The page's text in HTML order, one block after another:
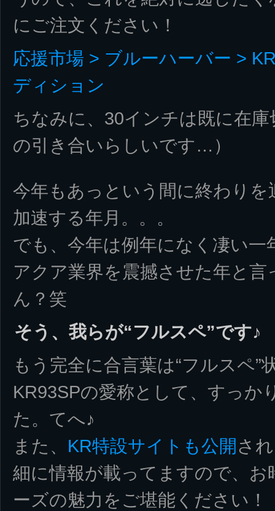
にご注文ください！
応援市場 > ブルーハーバー >
ディション
ちなみに、30インチは既に在
の引き合いらしいです…）
今年もあっという間に終わり
加速する年月。。。
でも、今年は例年になく凄い一
アクア業界を震撼させた年と
ん？笑
そう、我らが“フルスペ”です♪
もう完全に合言葉は“フルスペ”
KR93SPの愛称として、すっか
た。てへ♪
また、 KR特設サイトも公開 さ
細に情報が載ってますので、
ーズの魅力をご堪能ください！